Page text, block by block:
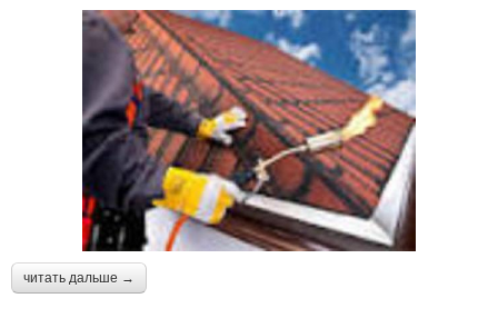
читать дальше →